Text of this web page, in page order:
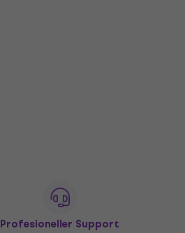
Profesioneller Support